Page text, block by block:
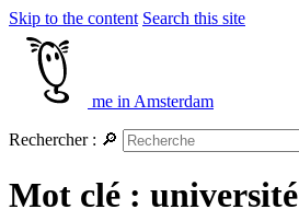
Skip to the content Search this site
me in Amsterdam
Rechercher : 🔎
Mot clé : université